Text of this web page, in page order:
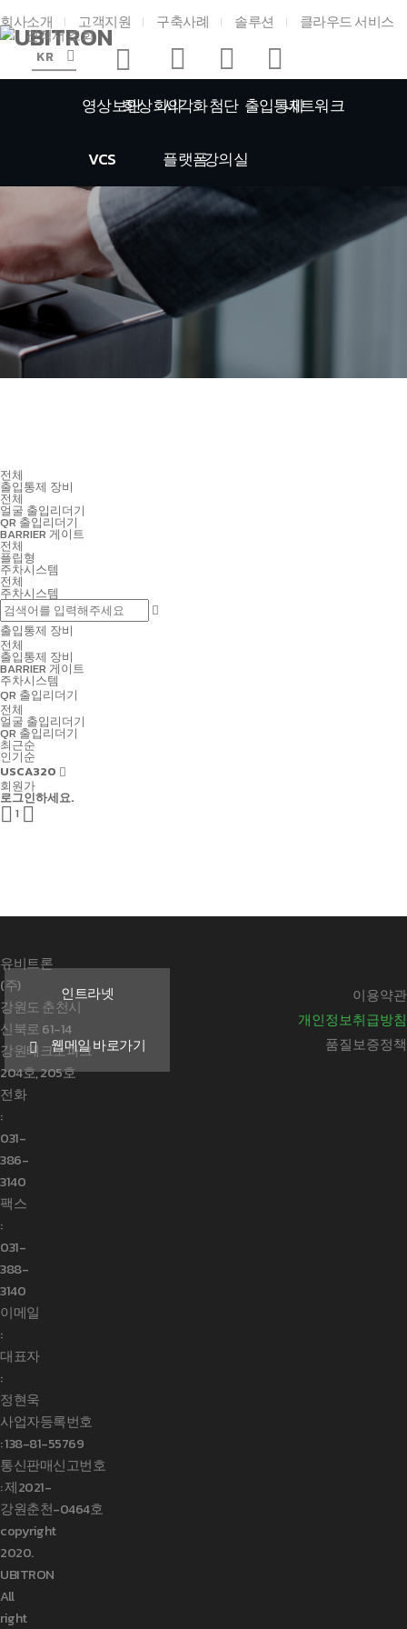
회사소개 고객지원 구축사례 솔루션 클라우드 서비스
견적서 조회
KR
영상보안화상회의시각화
플랫폼
첨단
강의실
출입통제네트워크
VCS
홈
전체
출입통제 장비
전체
얼굴 출입리더기
QR 출입리더기
BARRIER 게이트
전체
플립형
주차시스템
전체
주차시스템
출입통제 장비
전체
출입통제 장비
BARRIER 게이트
주차시스템
QR 출입리더기
전체
얼굴 출입리더기
QR 출입리더기
최근순
인기순
USCA320
회원가
로그인하세요.
 1 
인트라넷
웹메일 바로가기
이용약관
개인정보취급방침
품질보증정책
유비트론
(주)
강원도 춘천시
신북로 61-14
강원테크노파크
204호, 205호
전화
:
031-
386-
3140
팩스
:
031-
388-
3140
이메일
:
대표자
:
정현욱
사업자등록번호
:138-81-55769
통신판매신고번호
: 제2021-
강원춘천-0464호
copyright
2020.
UBITRON
All
right